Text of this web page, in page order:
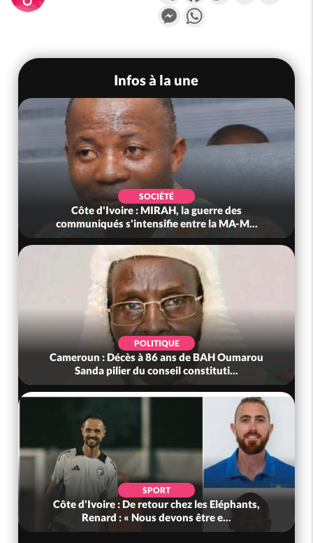
Messenger
Infos à la une
SOCIÉTÉ
Côte d'Ivoire : MIRAH, la guerre des
communiqués s'intensifie entre la MA-M...
POLITIQUE
Cameroun : Décès à 86 ans de BAH Oumarou
Sanda pilier du conseil constituti...
SPORT
Côte d'Ivoire : De retour chez les Eléphants,
Renard : « Nous devons être e...